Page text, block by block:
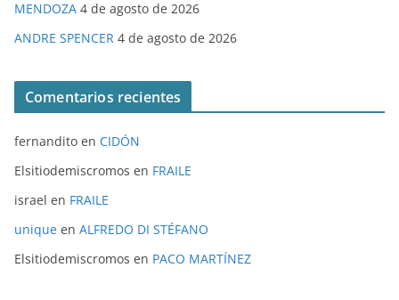
MENDOZA 4 de agosto de 2026
ANDRE SPENCER 4 de agosto de 2026
Comentarios recientes
fernandito en CIDÓN
Elsitiodemiscromos en FRAILE
israel en FRAILE
unique en ALFREDO DI STÉFANO
Elsitiodemiscromos en PACO MARTÍNEZ